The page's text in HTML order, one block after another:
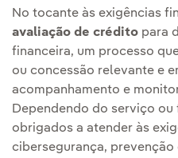
No tocante às exigências
avaliação de crédito para
financeira, um processo
ou concessão relevante e
acompanhamento e
Dependendo do serviço
obrigados a atender às
cibersegurança,